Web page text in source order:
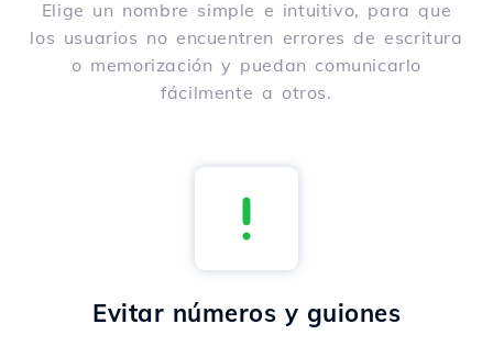
Elige un nombre simple e intuitivo, para que
los usuarios no encuentren errores de escritura
o memorización y puedan comunicarlo
fácilmente a otros.
Evitar números y guiones